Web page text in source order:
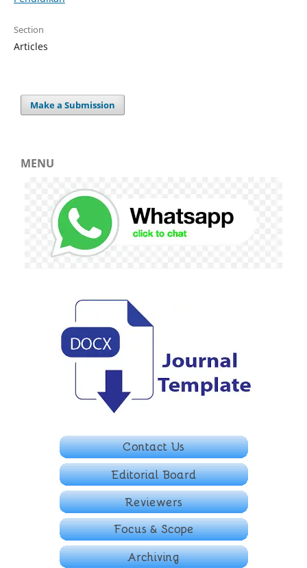
Section
Articles
Make a Submission
MENU